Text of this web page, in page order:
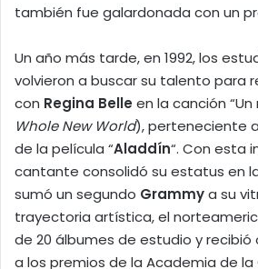
también fue galardonada con un
Un año más tarde, en 1992, los
volvieron a buscar su talento para
con Regina Belleen la canción
Whole New World), perteneciente
de la película “Aladdín“. Con esta
cantante consolidó su estatus en
sumó un segundo Grammya su
trayectoria artística, el
de 20 álbumes de estudio y recibió
a los premios de la Academia de la